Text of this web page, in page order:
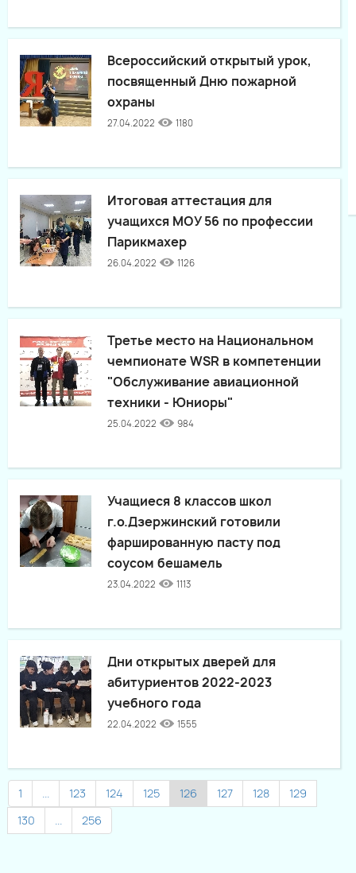
Всероссийский открытый урок,
посвященный Дню пожарной
охраны
27.04.2022 1180
Итоговая аттестация для
учащихся МОУ 56 по профессии
Парикмахер
26.04.2022 1126
Третье место на Национальном
чемпионате WSR в компетенции
"Обслуживание авиационной
техники - Юниоры"
25.04.2022 984
Учащиеся 8 классов школ
г.о.Дзержинский готовили
фаршированную пасту под
соусом бешамель
23.04.2022 1113
Дни открытых дверей для
абитуриентов 2022-2023
учебного года
22.04.2022 1555
1 ... 123 124 125 126 127 128
129
130
... 256